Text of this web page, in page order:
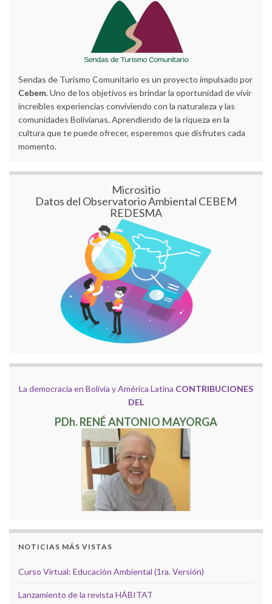
Sendas de Turismo Comunitario es un proyecto impulsado por
Cebem. Uno de los objetivos es brindar la oportunidad de vivir
increíbles experiencias conviviendo con la naturaleza y las
comunidades Bolivianas. Aprendiendo de la riqueza en la
cultura que te puede ofrecer, esperemos que disfrutes cada
momento.
Micrositio
Datos del Observatorio Ambiental CEBEM
REDESMA
La democracia en Bolivia y América Latina CONTRIBUCIONES
DEL
PDh. RENÉ ANTONIO MAYORGA
NOTICIAS MÁS VISTAS
Curso Virtual: Educación Ambiental (1ra. Versión)
Lanzamiento de la revista HÁBITAT